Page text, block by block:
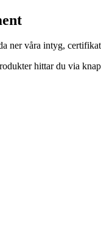
ner våra intyg,
hittar du via